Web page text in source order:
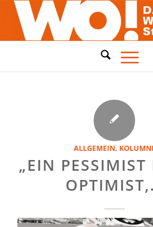
ALLGEMEIN,
„EIN PESSIMIST